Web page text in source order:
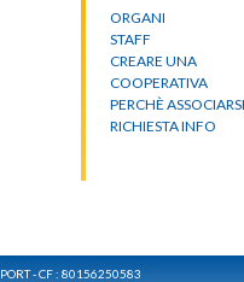
ORGANI
STAFF
CREARE UNA
COOPERATIVA
PERCHÈ ASSOCIARSI
RICHIESTA INFO
- CF : 80156250583